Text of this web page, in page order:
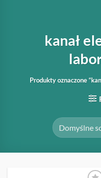
kanał
Produkty oznaczone